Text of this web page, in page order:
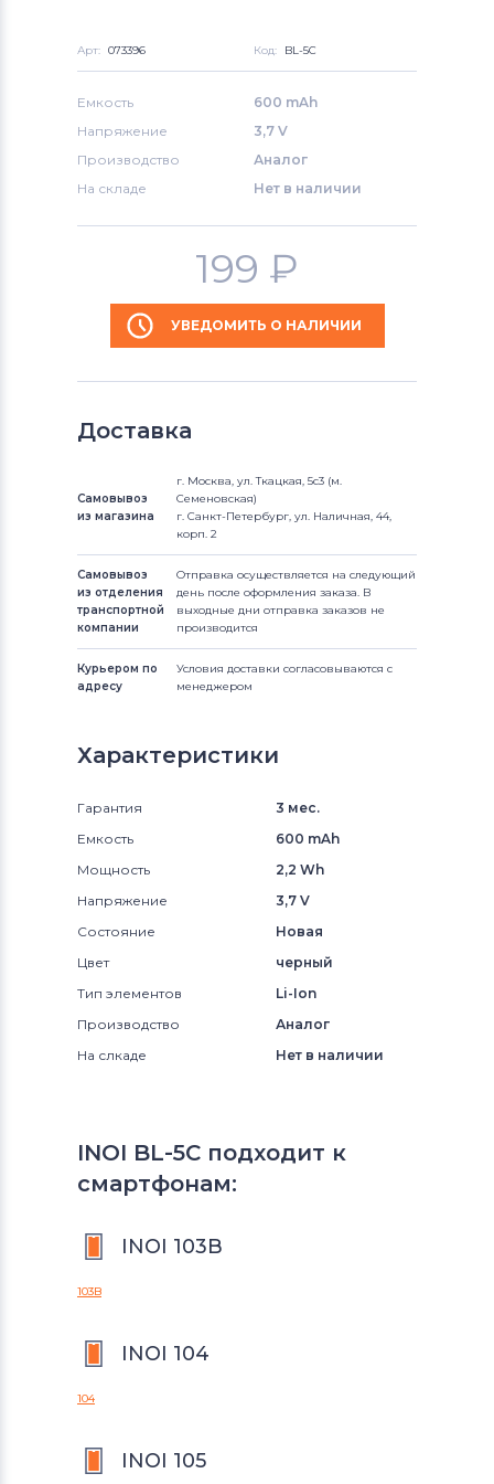
Арт: 073396 Код: BL-5C
Емкость
600 mAh
Напряжение
3,7 V
Производство
Аналог
На складе
Нет в наличии
199 ₽
УВЕДОМИТЬ О НАЛИЧИИ
Доставка
Самовывоз
из магазина
г. Москва, ул. Ткацкая, 5с3 (м.
Семеновская)
г. Санкт-Петербург, ул. Наличная, 44,
корп. 2
Самовывоз
из отделения
транспортной
компании
Отправка осуществляется на следующий
день после оформления заказа. В
выходные дни отправка заказов не
производится
Курьером по
адресу
Условия доставки согласовываются с
менеджером
Характеристики
Гарантия
3 мес.
Емкость
600 mAh
Мощность
2,2 Wh
Напряжение
3,7 V
Состояние
Новая
Цвет
черный
Тип элементов
Li-Ion
Производство
Аналог
На слкаде
Нет в наличии
INOI BL-5C подходит к
смартфонам:
INOI 103B
103B
INOI 104
104
INOI 105